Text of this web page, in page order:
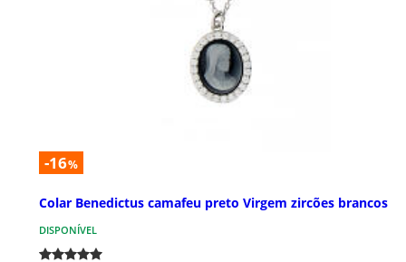
-16%
Colar Benedictus camafeu preto Virgem zircões brancos
DISPONÍVEL